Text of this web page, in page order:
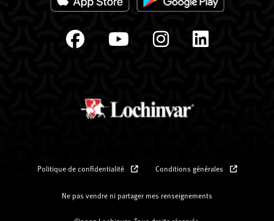
Politique de confidentialité Conditions générales
Ne pas vendre ni partager mes renseignements